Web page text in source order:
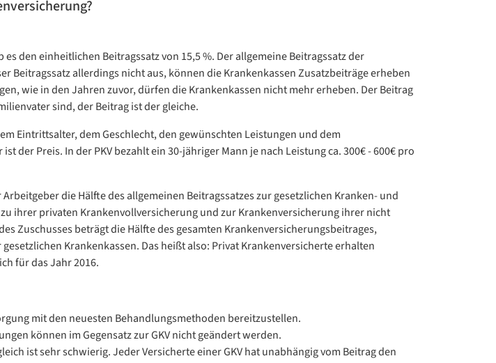
den einheitlichen Beitragssatz von 15,5 %. Der allgemeine Beitragssatz der
Beitragssatz allerdings nicht aus, können die Krankenkassen Zusatzbeiträge erheben
wie in den Jahren zuvor, dürfen die Krankenkassen nicht mehr erheben. Der Beitrag
sind, der Beitrag ist der gleiche.
Eintrittsalter, dem Geschlecht, den gewünschten Leistungen und dem
der Preis. In der PKV bezahlt ein 30-jähriger Mann je nach Leistung ca. 300€ - 600€ pro
die Hälfte des allgemeinen Beitragssatzes zur gesetzlichen Kranken- und
ihrer privaten Krankenvollversicherung und zur Krankenversicherung ihrer nicht
Zuschusses beträgt die Hälfte des gesamten Krankenversicherungsbeitrages,
Krankenkassen. Das heißt also: Privat Krankenversicherte erhalten
für das Jahr 2016.
mit den neuesten Behandlungsmethoden bereitzustellen.
können im Gegensatz zur GKV nicht geändert werden.
ist sehr schwierig. Jeder Versicherte einer GKV hat unabhängig vom Beitrag den